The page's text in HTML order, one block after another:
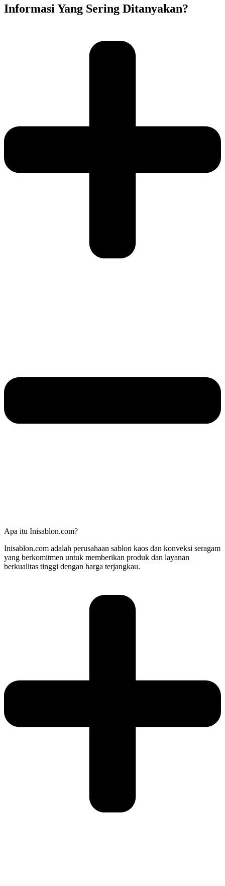
Informasi Yang Sering Ditanyakan?
Apa itu Inisablon.com?
Inisablon.com adalah perusahaan sablon kaos dan konveksi seragam
yang berkomitmen untuk memberikan produk dan layanan
berkualitas tinggi dengan harga terjangkau.